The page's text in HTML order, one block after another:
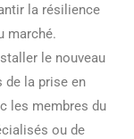
la résilience
marché.
le nouveau
de la prise en
les membres du
ou de